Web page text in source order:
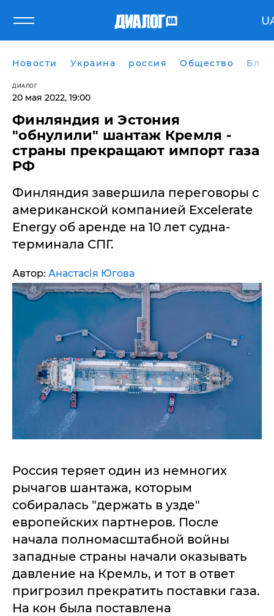
Новости Украина россия Общество
ДИАЛОГ
20 мая 2022, 19:00
Финляндия и Эстония
"обнулили" шантаж Кремля -
страны прекращают импорт газа
РФ
Финляндия завершила переговоры с
американской компанией Excelerate
Energy об аренде на 10 лет судна-
терминала СПГ.
Автор: Анастасія Югова
Россия теряет один из немногих
рычагов шантажа, которым
собиралась "держать в узде"
европейских партнеров. После
начала полномасштабной войны
западные страны начали оказывать
давление на Кремль, и тот в ответ
пригрозил прекратить поставки газа.
На кон была поставлена